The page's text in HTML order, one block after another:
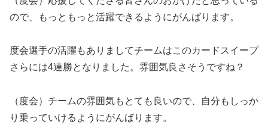
ので、もっともっと活躍できるようにがんばります。
度会選手の活躍もありましてチームはこのカードスイープ
さらには4連勝となりました。雰囲気良さそうですね？
（度会）チームの雰囲気もとても良いので、自分もしっか
り乗っていけるようにがんばります。